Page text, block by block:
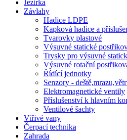
Jezírka
Závlahy
Hadice LDPE
Kapková hadice a
Tvarovky plastové
Výsuvné statické
Trysky pro výsuvné
Výsuvné rotační
Řídící jednotky
Senzory -
Elektromagnetické ventily
Příslušenství k hlavním
Ventilové šachty
Vířivé vany
Čerpací technika
Zahrada